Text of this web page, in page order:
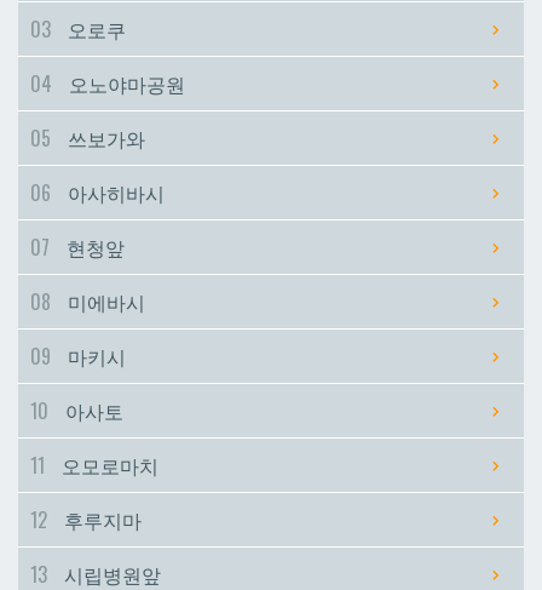
아사토
시립병원앞
이시미네
아사토
시립병원앞
이시미네
03
오로쿠
04
오노야마공원
05
쓰보가와
06
아사히바시
07
현청앞
08
미에바시
09
마키시
10
아사토
11
오모로마치
12
후루지마
13
시립병원앞